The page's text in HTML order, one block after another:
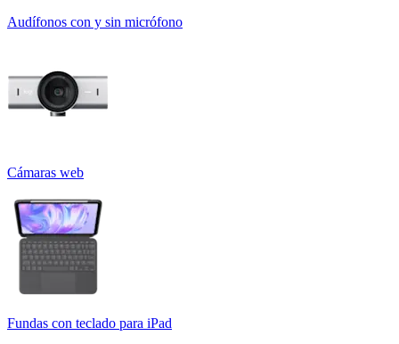
Audífonos con y sin micrófono
Cámaras web
Fundas con teclado para iPad